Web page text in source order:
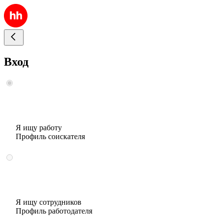
Вход
Я ищу работу
Профиль соискателя
Я ищу сотрудников
Профиль работодателя